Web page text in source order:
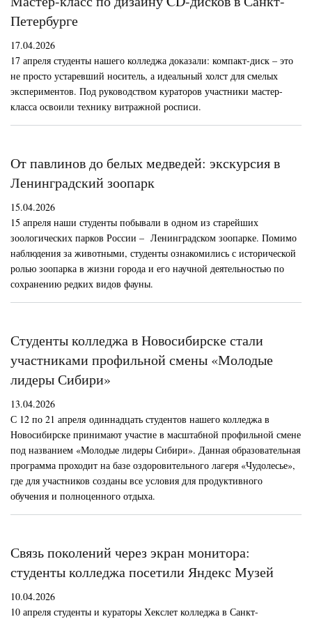
Петербурге
17.04.2026
17 апреля студенты нашего колледжа доказали: компакт-диск – это
не просто устаревший носитель, а идеальный холст для смелых
экспериментов. Под руководством кураторов участники мастер-
класса освоили технику витражной росписи.
От павлинов до белых медведей: экскурсия в
Ленинградский зоопарк
15.04.2026
15 апреля наши студенты побывали в одном из старейших
зоологических парков России – Ленинградском зоопарке. Помимо
наблюдения за животными, студенты ознакомились с исторической
ролью зоопарка в жизни города и его научной деятельностью по
сохранению редких видов фауны.
Студенты колледжа в Новосибирске стали
участниками профильной смены «Молодые
лидеры Сибири»
13.04.2026
С 12 по 21 апреля одиннадцать студентов нашего колледжа в
Новосибирске принимают участие в масштабной профильной смене
под названием «Молодые лидеры Сибири». Данная образовательная
программа проходит на базе оздоровительного лагеря «Чудолесье»,
где для участников созданы все условия для продуктивного
обучения и полноценного отдыха.
Связь поколений через экран монитора:
студенты колледжа посетили Яндекс Музей
10.04.2026
10 апреля студенты и кураторы Хекслет колледжа в Санкт-